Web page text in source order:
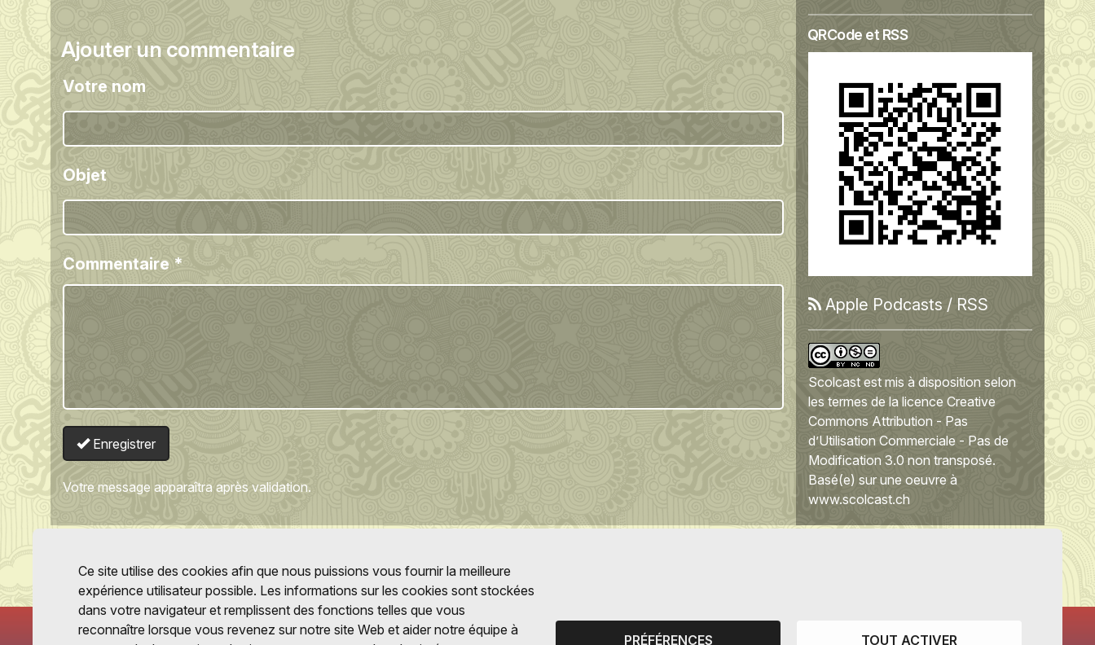
Ajouter un commentaire
Votre nom
Objet
Commentaire *
Enregistrer
Votre message apparaîtra après validation.
QRCode et RSS
Apple Podcasts / RSS
Scolcast est mis à disposition selon
les termes de la licence Creative
Commons Attribution - Pas
d’Utilisation Commerciale - Pas de
Modification 3.0 non transposé.
Basé(e) sur une oeuvre à
www.scolcast.ch
Ce site utilise des cookies afin que nous puissions vous fournir la meilleure
expérience utilisateur possible. Les informations sur les cookies sont stockées
dans votre navigateur et remplissent des fonctions telles que vous
reconnaître lorsque vous revenez sur notre site Web et aider notre équipe à
PRÉFÉRENCES TOUT ACTIVER